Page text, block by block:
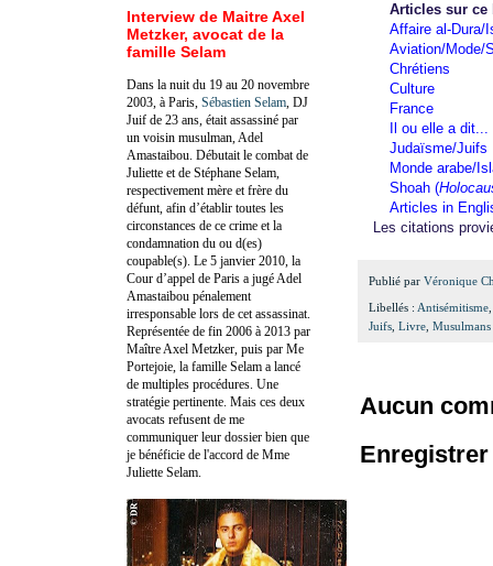
Articles sur ce
Affaire al-Dura/
Aviation/Mode/
Chrétiens
Culture
France
Il ou elle a dit...
Judaïsme/Juifs
Monde arabe/
Shoah (
Articles in
Les citations
Publié par Véronique
Libellés : Antisémitisme
Juifs, Livre, Musulmans
Aucun
Interview de Maitre Axel
Metzker, avocat de la
famille Selam
Dans la nuit du 19 au 20 novembre
2003, à Paris, Sébastien Selam , DJ
Juif de 23 ans, était assassiné par
un voisin musulman, Adel
Amastaibou. Débutait le combat de
Juliette et de Stéphane Selam,
respectivement mère et frère du
défunt, afin d’établir toutes les
circonstances de ce crime et la
condamnation du ou d(es)
coupable(s). Le 5 janvier 2010, la
Cour d’appel de Paris a jugé Adel
Amastaibou pénalement
irresponsable lors de cet assassinat.
Représentée de fin 2006 à 2013 par
Maître Axel Metzker, puis par Me
Portejoie, la famille Selam a lancé
de multiples procédures. Une
stratégie pertinente. Mais ces deux
avocats refusent de me
communiquer leur dossier bien que
je bénéficie de l'accord de Mme
Juliette Selam.